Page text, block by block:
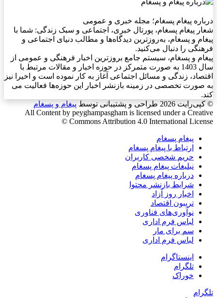
درباره پیغام پسغام؛ مجله خبری و عمومی
شعار پیغام پسغام، پورتال خبری، اجتماعی و سبک زندگی: شما با
پیغام و پسغام، به‌روزترین دیدگاه‌ها و مطالب دنیای اجتماعی و
فرهنگی را دنبال می‌کنید.
پیغام و پسغام، سیستم جامع بروزترین اخبار فرهنگی و عمومی از
سال 1403 به صورت متمرکز در حوزه اخبار و مقالات مرتبط با
اقتصاد، زندگی و مسائل اجتماعی آغاز به کار نموده است و اخیرا نیز
به صورت تخصصی در زمینه بازنشر اخبار این حوزه‌ها فعالیت می
کند.
© کپی‌رایت 2026
طراحی و پشتیبانی توسط پیغام و پسغام
All Content by peyghampasgham is licensed under a Creative
Commons Attribution 4.0 International License ©️
پیغام پسغام
ارتباط با پیغام پسغام
حریم شخصی کاربران
نبلیغات پیغام پسغام
درباره پیغام پسغام
شرایط بازنشر محتوا
اخبار روز آزاد
تریبون اقتصاد
نوآوری‌های فناوری
لباس فرم اداری
سم برای مار
لباس فرم اداری
اینستاگرام
تلگرام
خوراک
تلگرام